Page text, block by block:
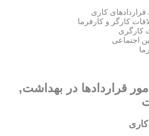
کاری
کارگر و کارفرما
کارگری
اجتماعی
قراردادها در بهداشت,
کاری